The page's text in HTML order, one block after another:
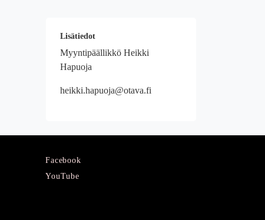
Lisätiedot
Myyntipäällikkö Heikki
Hapuoja
heikki.hapuoja@otava.fi
Facebook
YouTube